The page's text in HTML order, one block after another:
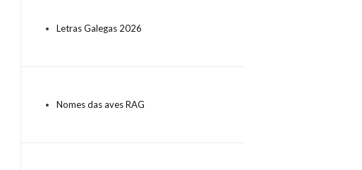
Letras Galegas 2026
Nomes das aves RAG